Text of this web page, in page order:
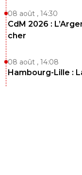
08 août , 14:30
CdM 2026 :
cher
08 août , 14:08
Hambourg-Lille :